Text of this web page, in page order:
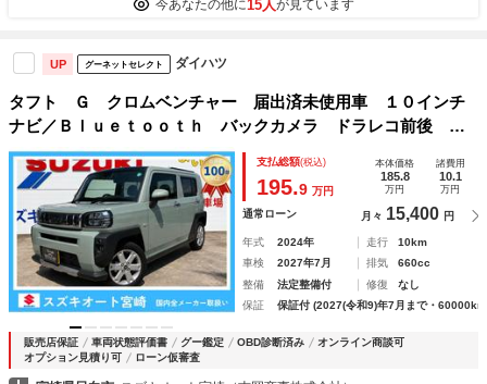
今あなたの他に15人が見ています
UP グーネットセレクト ダイハツ
タフト Ｇ クロムベンチャー 届出済未使用車 １０インチ
ナビ／Ｂｌｕｅｔｏｏｔｈ バックカメラ ドラレコ前後 衝
突被害軽減ブレーキ クリアランスソナー ＬＥＤライト 電
子パーキング アルミ シートヒーター スカイルーフ 鑑定
済車
支払総額(税込)
195.9 万円
本体価格
185.8
万円
諸費用
10.1
万円
通常ローン 月々 15,400 円
年式 2024年 走行
10km
車検
2027年7月 排気
660cc
整備
法定整備付 修復
なし
保証
保証付 (2027(令和9)年7月まで・
販売店保証 車両状態評価書 グー鑑定 OBD診断済み
オンライン商談可
オプション見積り可
ローン仮審査